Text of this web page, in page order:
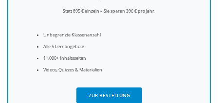
Statt 895 € einzeln – Sie sparen 396 € pro Jahr.
Unbegrenzte Klassenanzahl
Alle 5 Lernangebote
11.000+ Inhaltsseiten
Videos, Quizzes & Materialien
ZUR BESTELLUNG